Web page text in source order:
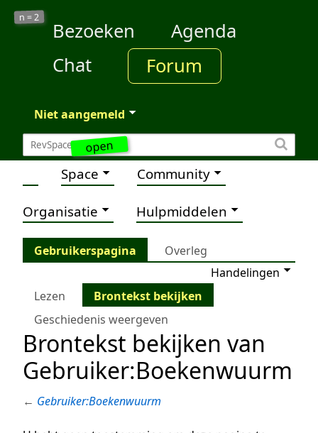
open
n =2
Bezoeken
Agenda
Chat
Forum
Niet aangemeld
Space Community
Organisatie Hulpmiddelen
Gebruikerspagina
Overleg
Handelingen
Lezen
Brontekst bekijken
Geschiedenis weergeven
Brontekst bekijken van
Gebruiker:Boekenwuurm
← Gebruiker:Boekenwuurm